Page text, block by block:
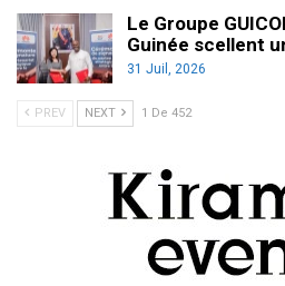
Le Groupe
Guinée scellent
31 Juil, 2026
PREV NEXT 1 De 452